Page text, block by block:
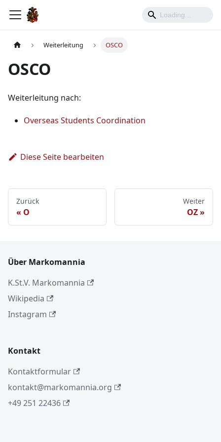
Weiterleitung OSCO
OSCO
Weiterleitung nach:
Overseas Students Coordination
Diese Seite bearbeiten
Zurück
O
Weiter
OZ
Über Markomannia
K.St.V. Markomannia
Wikipedia
Instagram
Kontakt
Kontaktformular
kontakt@markomannia.org
+49 251 22436